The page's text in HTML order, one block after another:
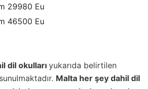
29980 Eu
46500 Eu
dil okulları yukarıda belirtilen
Malta her şey dahil dil